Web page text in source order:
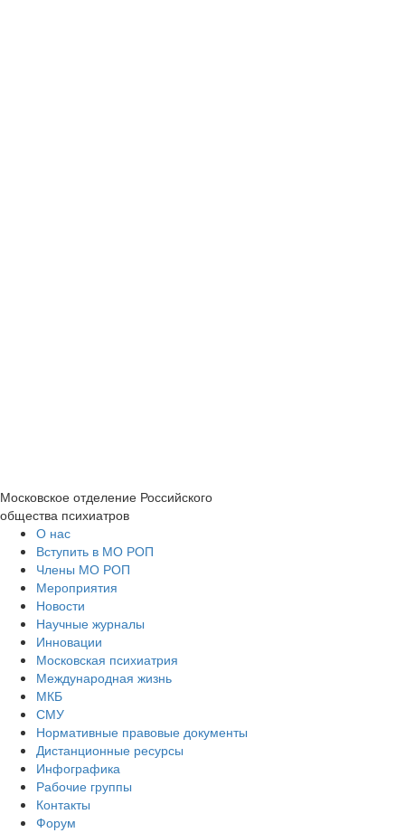
Московское отделение Российского
общества психиатров
О нас
Вступить в МО РОП
Члены МО РОП
Мероприятия
Новости
Научные журналы
Инновации
Московская психиатрия
Международная жизнь
МКБ
СМУ
Нормативные правовые документы
Дистанционные ресурсы
Инфографика
Рабочие группы
Контакты
Форум